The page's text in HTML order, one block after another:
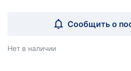
Сообщить о
Нет в наличии